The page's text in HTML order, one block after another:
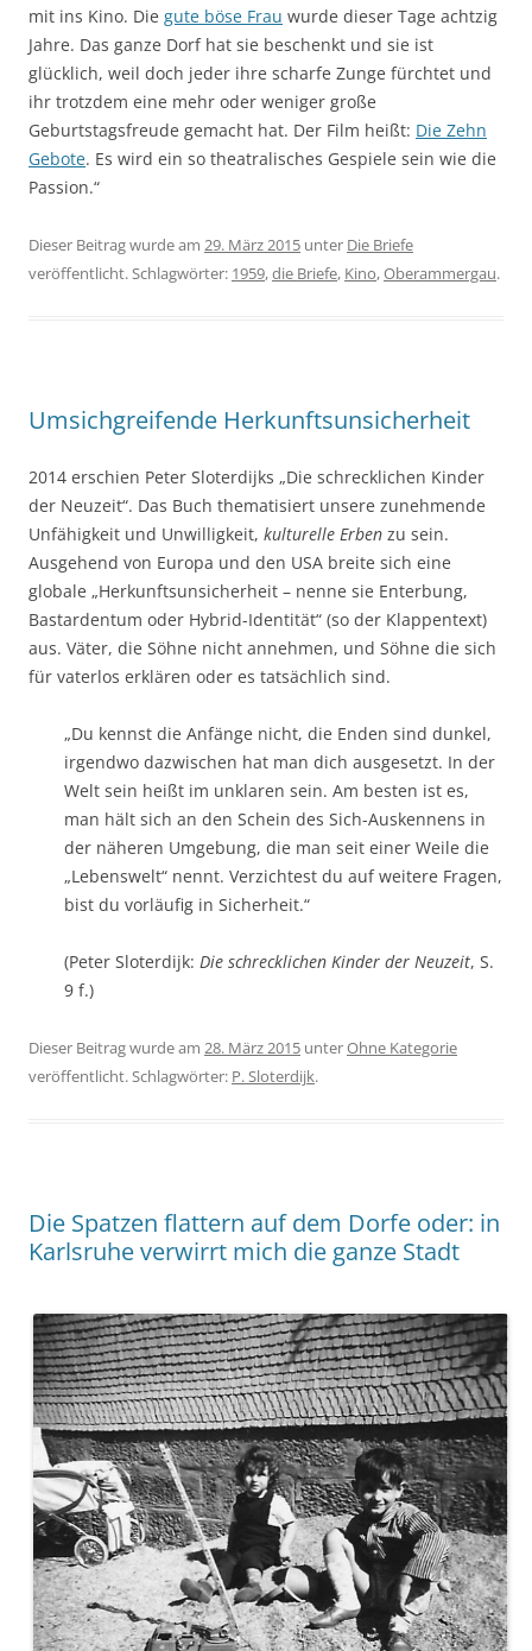
mit ins Kino. Die gute böse Frau wurde dieser Tage achtzig
Jahre. Das ganze Dorf hat sie beschenkt und sie ist
glücklich, weil doch jeder ihre scharfe Zunge fürchtet und
ihr trotzdem eine mehr oder weniger große
Geburtstagsfreude gemacht hat. Der Film heißt: Die Zehn
Gebote. Es wird ein so theatralisches Gespiele sein wie die
Passion.“
Dieser Beitrag wurde am 29. März 2015 unter Die Briefe
veröffentlicht. Schlagwörter: 1959,die Briefe, Kino,Oberammergau.
Umsichgreifende Herkunftsunsicherheit
2014 erschien Peter Sloterdijks „Die schrecklichen Kinder
der Neuzeit“. Das Buch thematisiert unsere zunehmende
Unfähigkeit und Unwilligkeit, kulturelle Erben zu sein.
Ausgehend von Europa und den USA breite sich eine
globale „Herkunftsunsicherheit – nenne sie Enterbung,
Bastardentum oder Hybrid-Identität“ (so der Klappentext)
aus. Väter, die Söhne nicht annehmen, und Söhne die sich
für vaterlos erklären oder es tatsächlich sind.
„Du kennst die Anfänge nicht, die Enden sind dunkel,
irgendwo dazwischen hat man dich ausgesetzt. In der
Welt sein heißt im unklaren sein. Am besten ist es,
man hält sich an den Schein des Sich-Auskennens in
der näheren Umgebung, die man seit einer Weile die
„Lebenswelt“ nennt. Verzichtest du auf weitere Fragen,
bist du vorläufig in Sicherheit.“
(Peter Sloterdijk: Die schrecklichen Kinder der Neuzeit, S.
9 f.)
Dieser Beitrag wurde am 28. März 2015 unterOhne Kategorie
veröffentlicht. Schlagwörter: P. Sloterdijk.
Die Spatzen flattern auf dem Dorfe oder: in
Karlsruhe verwirrt mich die ganze Stadt